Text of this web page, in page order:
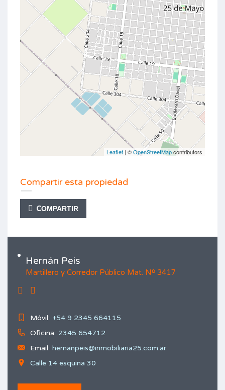
Leaflet | ©OpenStreetMapcontributors
Compartir esta propiedad
COMPARTIR
Hernán Peis
Martillero y Corredor Público Mat. Nº 3417
Móvil: +54 9 2345 664115
Oficina: 2345 654712
Email: hernanpeis@inmobiliaria25.com.ar
Calle 14 esquina 30